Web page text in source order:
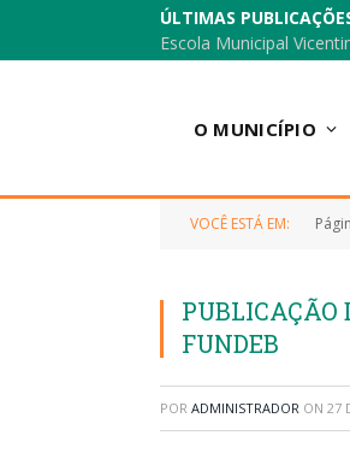
ÚLTIMAS
O MUNICÍPIO
VOCÊ ESTÁ EM:
PUBLICAÇÃO
FUNDEB
POR ADMINISTRADOR ON 27